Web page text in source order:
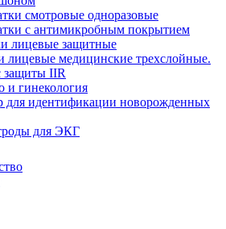
смотровые одноразовые
с антимикробным покрытием
лицевые защитные
лицевые медицинские трехслойные.
защиты IIR
и гинекология
для идентификации новорожденных
для ЭКГ